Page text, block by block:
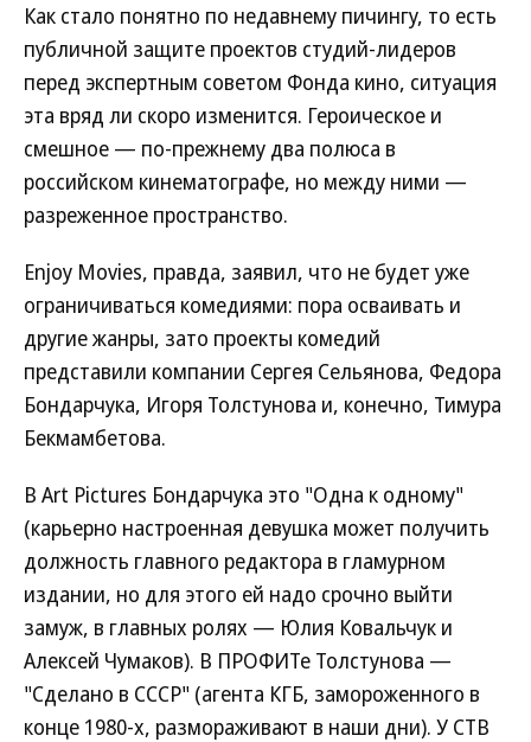
Как стало понятно по недавнему пичингу, то есть
публичной защите проектов студий-лидеров
перед экспертным советом Фонда кино, ситуация
эта вряд ли скоро изменится. Героическое и
смешное — по-прежнему два полюса в
российском кинематографе, но между ними —
разреженное пространство.
Enjoy Movies, правда, заявил, что не будет уже
ограничиваться комедиями: пора осваивать и
другие жанры, зато проекты комедий
представили компании Сергея Сельянова, Федора
Бондарчука, Игоря Толстунова и, конечно, Тимура
Бекмамбетова.
В Art Pictures Бондарчука это "Одна к одному"
(карьерно настроенная девушка может получить
должность главного редактора в гламурном
издании, но для этого ей надо срочно выйти
замуж, в главных ролях — Юлия Ковальчук и
Алексей Чумаков). В ПРОФИТе Толстунова —
"Сделано в СССР" (агента КГБ, замороженного в
конце 1980-х, размораживают в наши дни). У СТВ